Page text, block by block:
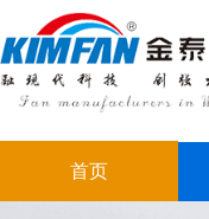
首页